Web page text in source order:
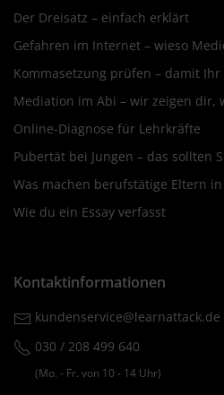
Der Dreisatz – einfach erklärt
Gefahren im Internet – wieso
Kommasetzung prüfen – damit
Mediation im Abi – wir zeigen dir,
Online-Diagnose für Lehrkräfte
Pubertät bei Jungen – das sollten
Was machen berufstätige Eltern
Wie du ein Essay verfasst
Kontaktinformationen
kundenservice@learnattack.de
030 / 208 499 640
(Mo. ‐ Fr. von 10 ‐ 14 Uhr)